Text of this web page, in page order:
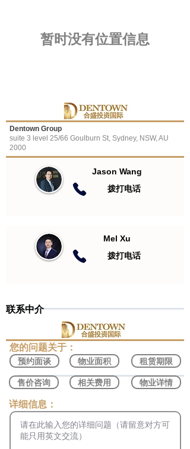
​暂时没有位置信息
Dentown Group
suite 3 level 25/66 Goulburn St, Sydney, NSW, AU
2000
Jason Wang
​拨打电话
Mel Xu
​拨打电话
联系中介
​您的问题关于：
预约面谈
售价咨询
物业面积
相关费用
租赁期限
物业详情
​详细信息：